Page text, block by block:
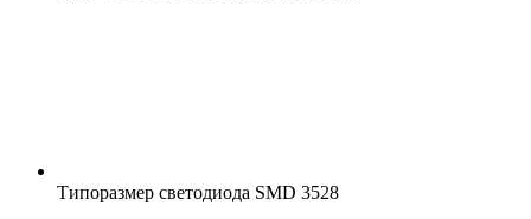
Типоразмер светодиода SMD 3528